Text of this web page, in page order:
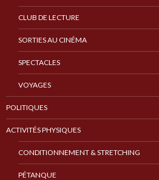
CLUB DE LECTURE
SORTIES AU CINÉMA
SPECTACLES
VOYAGES
POLITIQUES
ACTIVITÉS PHYSIQUES
CONDITIONNEMENT & STRETCHING
PÉTANQUE